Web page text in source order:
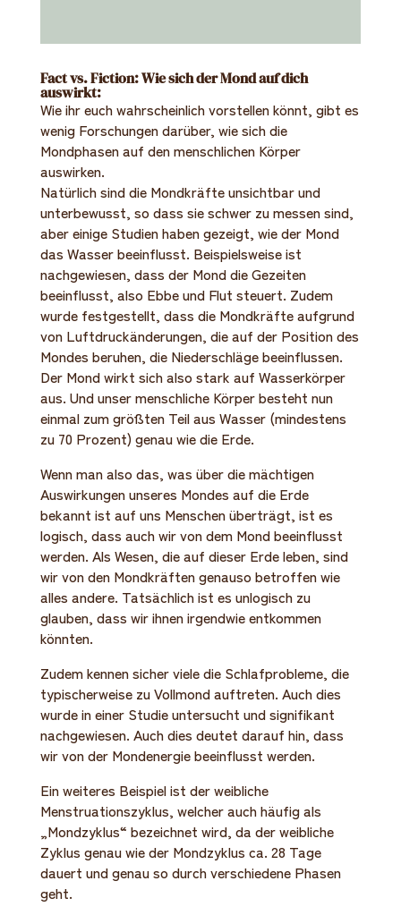
Fact vs. Fiction: Wie sich der Mond auf dich
auswirkt:
Wie ihr euch wahrscheinlich vorstellen könnt, gibt es
wenig Forschungen darüber, wie sich die
Mondphasen auf den menschlichen Körper
auswirken.
Natürlich sind die Mondkräfte unsichtbar und
unterbewusst, so dass sie schwer zu messen sind,
aber einige Studien haben gezeigt, wie der Mond
das Wasser beeinflusst. Beispielsweise ist
nachgewiesen, dass der Mond die Gezeiten
beeinflusst, also Ebbe und Flut steuert. Zudem
wurde festgestellt, dass die Mondkräfte aufgrund
von Luftdruckänderungen, die auf der Position des
Mondes beruhen, die Niederschläge beeinflussen.
Der Mond wirkt sich also stark auf Wasserkörper
aus. Und unser menschliche Körper besteht nun
einmal zum größten Teil aus Wasser (mindestens
zu 70 Prozent) genau wie die Erde.
Wenn man also das, was über die mächtigen
Auswirkungen unseres Mondes auf die Erde
bekannt ist auf uns Menschen überträgt, ist es
logisch, dass auch wir von dem Mond beeinflusst
werden. Als Wesen, die auf dieser Erde leben, sind
wir von den Mondkräften genauso betroffen wie
alles andere. Tatsächlich ist es unlogisch zu
glauben, dass wir ihnen irgendwie entkommen
könnten.
Zudem kennen sicher viele die Schlafprobleme, die
typischerweise zu Vollmond auftreten. Auch dies
wurde in einer Studie untersucht und signifikant
nachgewiesen. Auch dies deutet darauf hin, dass
wir von der Mondenergie beeinflusst werden.
Ein weiteres Beispiel ist der weibliche
Menstruationszyklus, welcher auch häufig als
„Mondzyklus“ bezeichnet wird, da der weibliche
Zyklus genau wie der Mondzyklus ca. 28 Tage
dauert und genau so durch verschiedene Phasen
geht.